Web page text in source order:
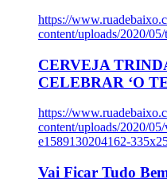
https://
content/uploads/2020/
CERVEJA
CELEBRAR ‘O
https://
content/uploads/2020/
e1589130204162-
Vai Ficar Tudo